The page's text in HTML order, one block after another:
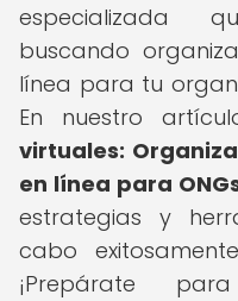
especializada
buscando
línea para tu
En nuestro
virtuales:
en línea para
estrategias y
cabo
¡Prepárate